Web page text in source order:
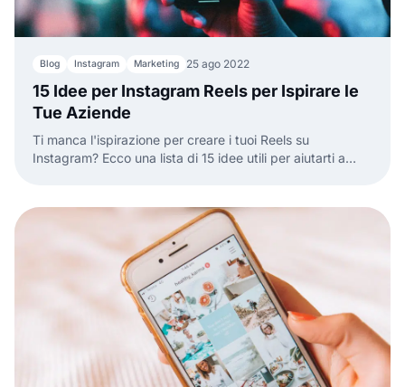
Blog Instagram Marketing 25 ago 2022
15 Idee per Instagram Reels per Ispirare le
Tue Aziende
Ti manca l'ispirazione per creare i tuoi Reels su
Instagram? Ecco una lista di 15 idee utili per aiutarti a